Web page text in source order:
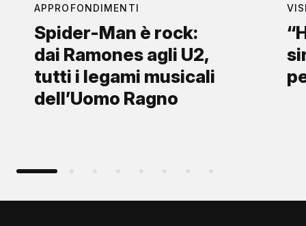
APPROFONDIMENTI
Spider-Man è rock:
dai Ramones agli U2,
tutti i legami musicali
dell’Uomo Ragno